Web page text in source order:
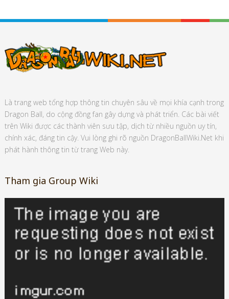
Là trang web tổng hợp thông tin chuyên sâu về mọi khía cạnh trong
Dragon Ball, do cộng đồng fan gây dựng và phát triển. Các bài viết
trên Wiki được các thành viên sưu tập, dịch từ nhiều nguồn uy tín,
chính xác, đáng tin cậy. Vui lòng ghi rõ nguồn DragonBallWiki.Net khi
phát hành thông tin từ trang Web này.
Tham gia Group Wiki